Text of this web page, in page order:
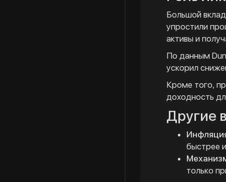
Большой
упростили
активы и
По данным
ускорил
Кроме того,
доходность
Другие
быстрее
только